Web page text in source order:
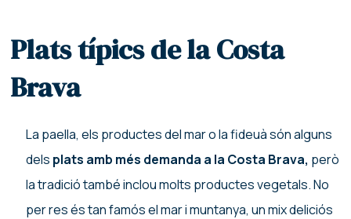
Plats típics de la Costa
Brava
La paella, els productes del mar o la fideuà són alguns
dels plats amb més demanda a la Costa Brava, però
la tradició també inclou molts productes vegetals. No
per res és tan famós el mar i muntanya, un mix deliciós